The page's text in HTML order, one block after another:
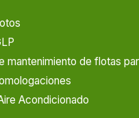
mantenimiento de flotas
Acondicionado